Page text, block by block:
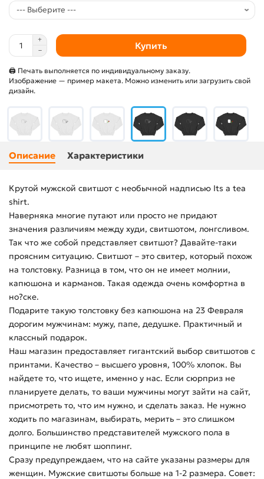
Купить
🖨 Печать выполняется по индивидуальному заказу.
Изображение — пример макета. Можно изменить или загрузить свой
дизайн.
Описание Характеристики
Крутой мужской свитшот с необычной надписью Its a tea
shirt.
Наверняка многие путают или просто не придают
значения различиям между худи, свитшотом, лонгсливом.
Так что же собой представляет свитшот? Давайте-таки
проясним ситуацию. Свитшот – это свитер, который похож
на толстовку. Разница в том, что он не имеет молнии,
капюшона и карманов. Такая одежда очень комфортна в
но?ске.
Подарите такую толстовку без капюшона на 23 Февраля
дорогим мужчинам: мужу, папе, дедушке. Практичный и
классный подарок.
Наш магазин предоставляет гигантский выбор свитшотов с
принтами. Качество – высшего уровня, 100% хлопок. Вы
найдете то, что ищете, именно у нас. Если сюрприз не
планируете делать, то ваши мужчины могут зайти на сайт,
присмотреть то, что им нужно, и сделать заказ. Не нужно
ходить по магазинам, выбирать, мерить – это слишком
долго. Большинство представителей мужского пола в
принципе не любят шоппинг.
Сразу предупреждаем, что на сайте указаны размеры для
женщин. Мужские свитшоты больше на 1-2 размера. Совет: